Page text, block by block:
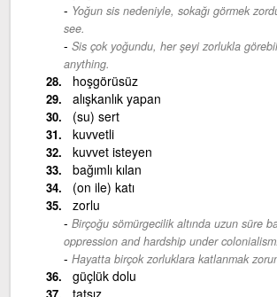
Yoğun sis nedeniyle, sokağı görmek
see.
Sis çok yoğundu, her şeyi zorlukla
anything.
hoşgörüsüz
alışkanlık yapan
(su) sert
kuvvetli
kuvvet isteyen
bağımlı kılan
(on ile) katı
zorlu
Birçoğu sömürgecilik altında uzun süre
oppression and hardship under colonialism.
Hayatta birçok zorluklara katlanmak
güçlük dolu
tatsız